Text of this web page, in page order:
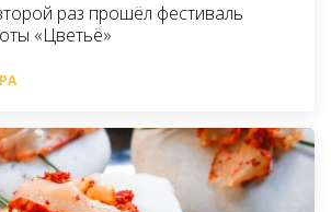
раз прошёл фестиваль
«Цветьё»